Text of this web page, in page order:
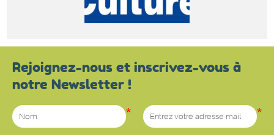
Rejoignez-nous et inscrivez-vous à
notre Newsletter !